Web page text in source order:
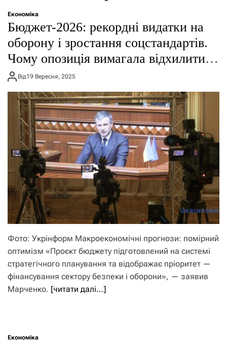
ж
м
у
Економіка
Бюджет-2026: рекордні видатки на
оборону і зростання соцстандартів.
Чому опозиція вимагала відхилити
проєкт?
Від19 Вересня, 2025
Фото: Укрінформ Макроекономічні прогнози: помірний
оптимізм «Проєкт бюджету підготовлений на системі
стратегічного планування та відображає пріоритет —
фінансування сектору безпеки і оборони», — заявив
Марченко. [читати далі…]
Економіка